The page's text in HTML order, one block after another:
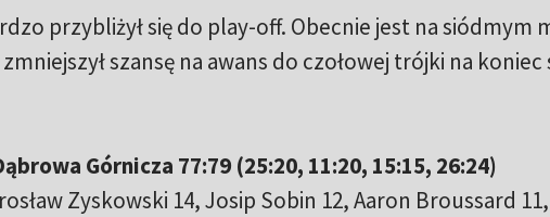
przybliżył się do play-off. Obecnie jest na siódmym
szansę na awans do czołowej trójki na koniec
Górnicza 77:79 (25:20, 11:20, 15:15, 26:24)
Zyskowski 14, Josip Sobin 12, Aaron Broussard